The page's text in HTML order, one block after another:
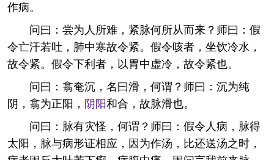
作病。
问曰：尝为人所难，紧脉何所从而来？师曰：假
令亡汗若吐，肺中寒故令紧。假令咳者，坐饮冷水，
故令紧。假令下利者，以胃中虚冷，故令紧也。
问曰：翕奄沉，名曰滑，何谓？师曰：沉为纯
阴，翕为正阳， 阴阳和合，故脉滑也。
问曰：脉有灾怪，何谓？师曰：假令人病，脉得
太阳，脉与病形证相应，因为作汤，比还送汤之时，